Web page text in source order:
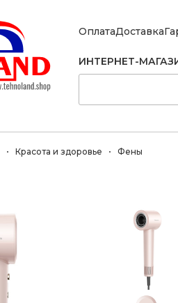
ОплатаДоставка
ИНТЕРНЕТ-
Красота и здоровье Фены